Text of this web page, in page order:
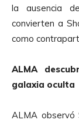
la ausencia
convierten a
como
ALMA
galaxia oculta
ALMA observó